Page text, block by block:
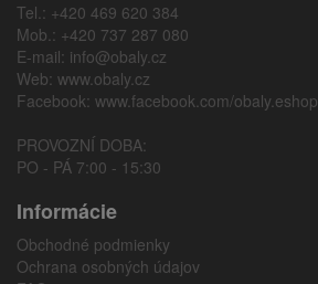
Tel.: +420 469 620 384
Mob.: +420 737 287 080
E-mail: info@obaly.cz
Web: www.obaly.cz
Facebook: www.facebook.com/obaly.eshop
PROVOZNÍ DOBA:
PO - PÁ 7:00 - 15:30
Informácie
Obchodné podmienky
Ochrana osobných údajov